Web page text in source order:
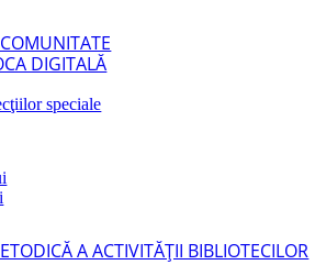
DIGITALĂ
speciale
A ACTIVITĂŢII BIBLIOTECILOR